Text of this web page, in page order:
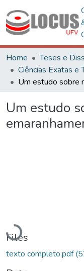
Home
Teses e
Um estudo
Loading...
Files
texto completo.pdf